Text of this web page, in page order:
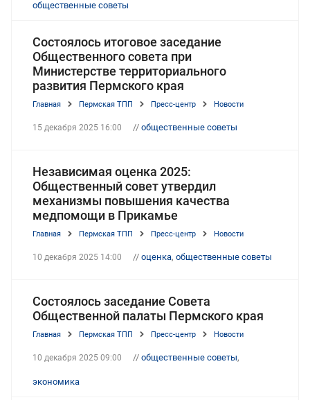
общественные советы
Состоялось итоговое заседание
Общественного совета при
Министерстве территориального
развития Пермского края
Главная Пермская ТПП Пресс-центр Новости
15 декабря 2025 16:00 // общественные советы
Независимая оценка 2025:
Общественный совет утвердил
механизмы повышения качества
медпомощи в Прикамье
Главная Пермская ТПП Пресс-центр Новости
10 декабря 2025 14:00 // оценка, общественные советы
Состоялось заседание Совета
Общественной палаты Пермского края
Главная Пермская ТПП Пресс-центр Новости
10 декабря 2025 09:00 // общественные советы,
экономика